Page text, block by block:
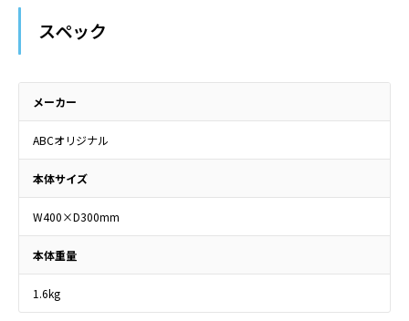
スペック
メーカー
ABCオリジナル
本体サイズ
W400×D300mm
本体重量
1.6kg